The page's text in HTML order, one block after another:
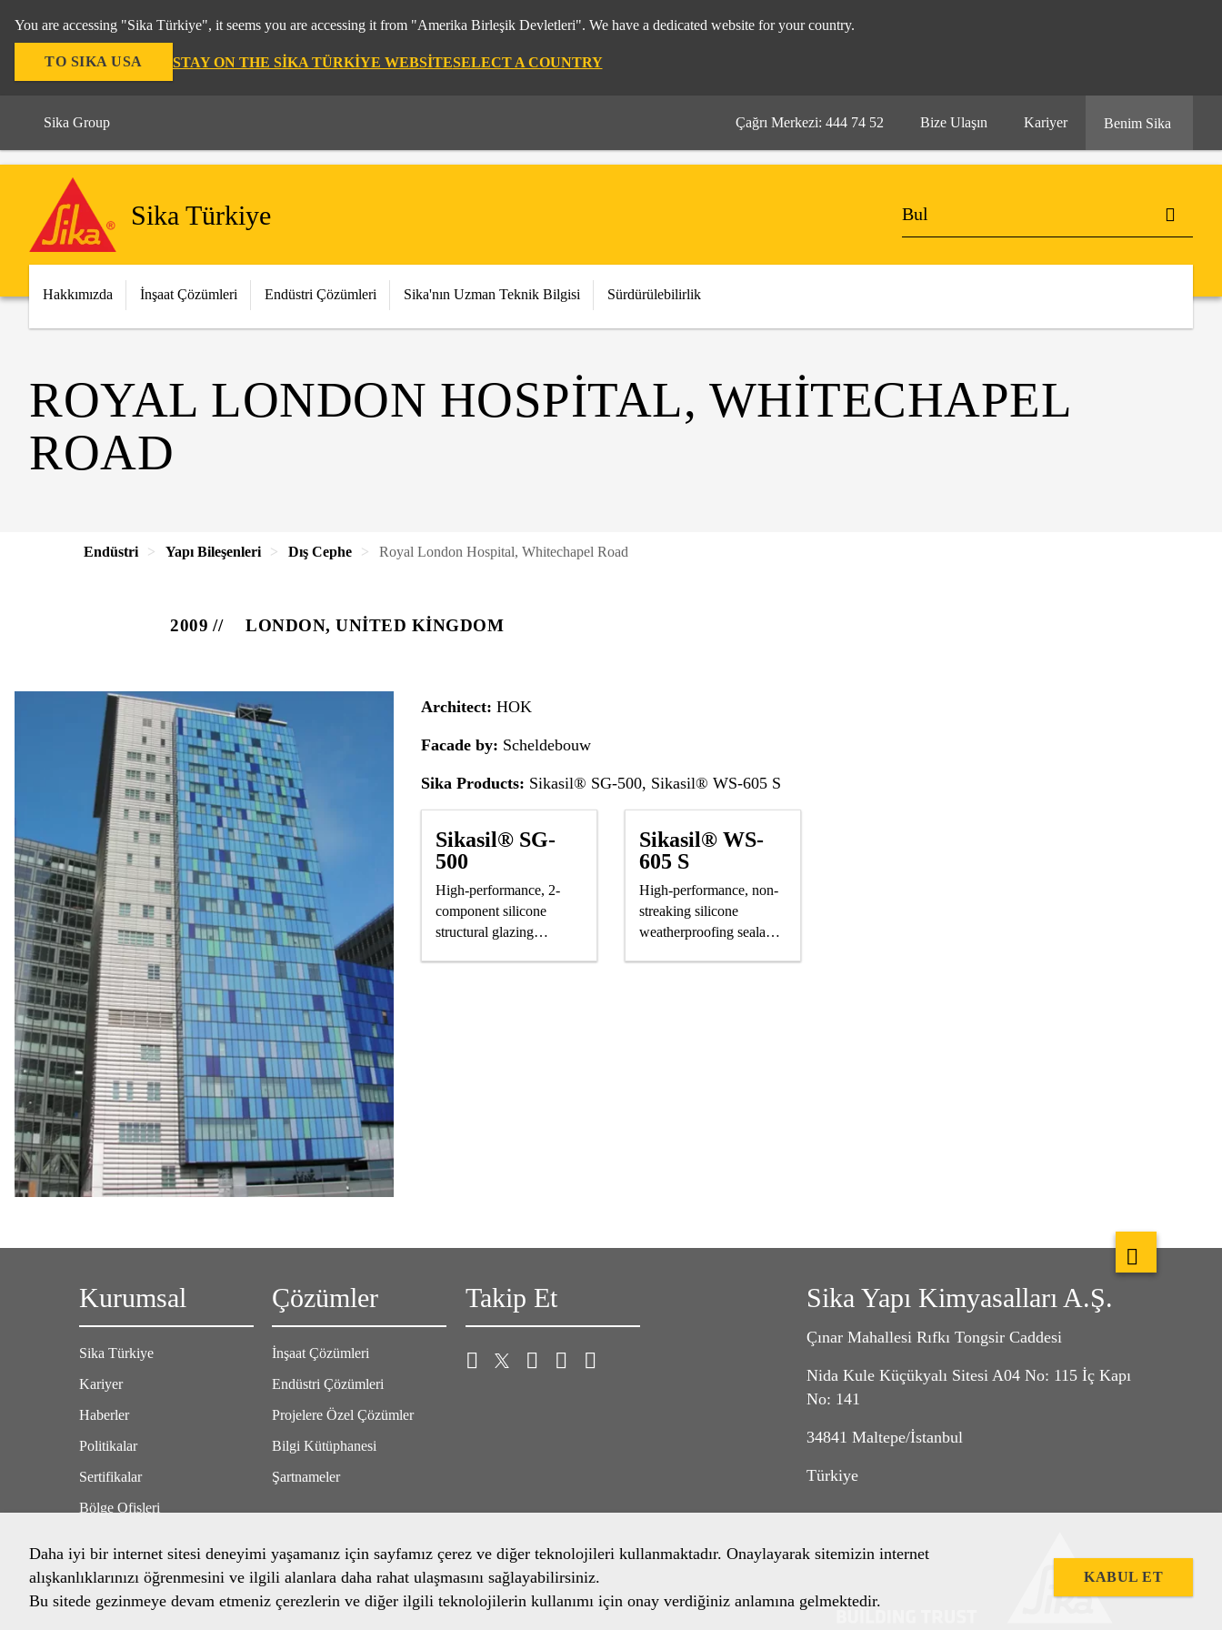
You are accessing "Sika Türkiye", it seems you are accessing it from "Amerika Birleşik Devletleri". We have a dedicated website for your country.
TO SIKA USA STAY ON THE SIKA TÜRKIYE WEBSITESELECT A COUNTRY
Sika Group Çağrı Merkezi: 444 74 52 Bize Ulaşın Kariyer Benim Sika
Sika Türkiye
Hakkımızda İnşaat Çözümleri Endüstri Çözümleri Sika'nın Uzman Teknik Bilgisi Sürdürülebilirlik
ROYAL LONDON HOSPITAL, WHITECHAPEL
ROAD
Endüstri Yapı Bileşenleri Dış Cephe Royal London Hospital, Whitechapel Road
2009 LONDON, UNITED KINGDOM
Architect:HOK
Facade by: Scheldebouw
Sika Products: Sikasil® SG-500, Sikasil® WS-605 S
Sikasil® SG-
500
High-performance, 2-
component silicone
structural glazing
Sikasil® WS-
605 S
High-performance, non-
streaking silicone
weatherproofing sealant,
Kurumsal
Sika Türkiye
Kariyer
Haberler
Politikalar
Sertifikalar
Bölge Ofisleri
Çözümler
İnşaat Çözümleri
Endüstri Çözümleri
Projelere Özel Çözümler
Bilgi Kütüphanesi
Şartnameler
Takip Et Sika Yapı Kimyasalları A.Ş.
Çınar Mahallesi Rıfkı Tongsir Caddesi
Nida Kule Küçükyalı Sitesi A04 No: 115 İç Kapı
No: 141
34841 Maltepe/İstanbul
Türkiye
Daha iyi bir internet sitesi deneyimi yaşamanız için sayfamız çerez ve diğer teknolojileri kullanmaktadır. Onaylayarak sitemizin internet
alışkanlıklarınızı öğrenmesini ve ilgili alanlara daha rahat ulaşmasını sağlayabilirsiniz.
Bu sitede gezinmeye devam etmeniz çerezlerin ve diğer ilgili teknolojilerin kullanımı için onay verdiğiniz anlamına gelmektedir.
KABUL ET